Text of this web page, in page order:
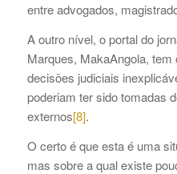
entre advogados,
A outro nível, o portal do
Marques, MakaAngola,
decisões judiciais
poderiam ter sido tomadas
externos[8].
O certo é que esta é uma
mas sobre a qual existe